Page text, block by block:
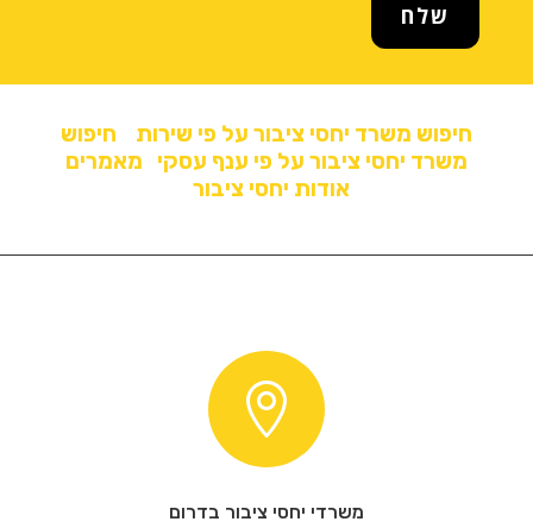
שלח
חיפוש משרד יחסי ציבור על פי שירות
חיפוש
משרד יחסי ציבור על פי ענף עסקי
מאמרים
אודות יחסי ציבור

משרדי יחסי ציבור בדרום